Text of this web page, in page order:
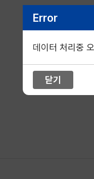
Error
데이터 처리중
닫기